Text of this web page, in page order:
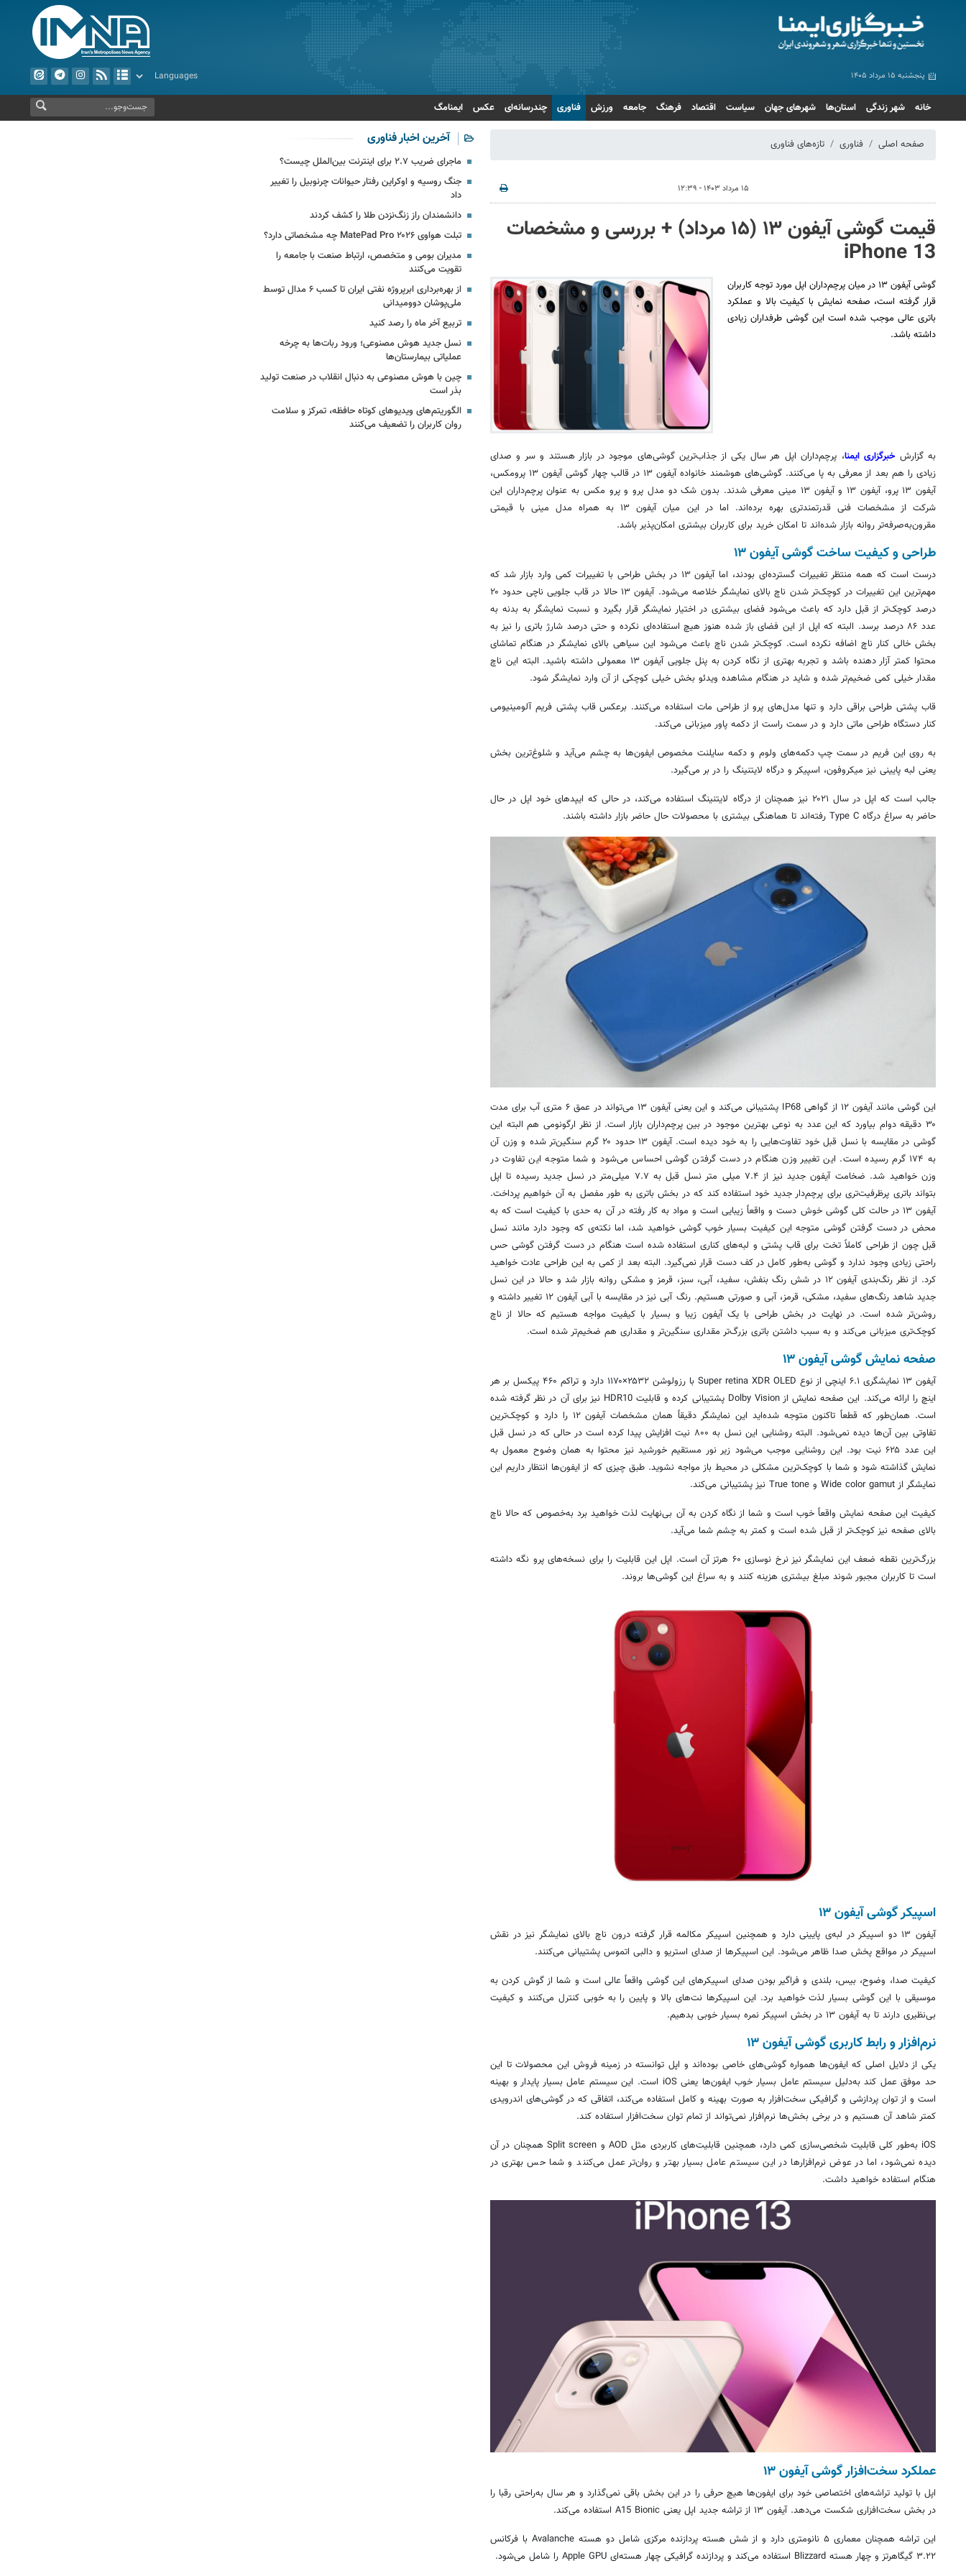
پنجشنبه ۱۵ مرداد ۱۴۰۵
خانه شهر زندگی استان‌ها شهرهای جهان سیاست اقتصاد فرهنگ جامعه ورزش فناوری چندرسانه‌ای عکس ایمنامگ
صفحه اصلی فناوری تازه‌های فناوری
۱۵ مرداد ۱۴۰۳ - ۱۲:۳۹
قیمت گوشی آیفون ۱۳ (۱۵ مرداد) + بررسی و مشخصات
iPhone 13
گوشی آیفون ۱۳ در میان پرچم‌داران اپل مورد توجه کاربران
قرار گرفته است، صفحه نمایش با کیفیت بالا و عملکرد
باتری عالی موجب شده است این گوشی طرفداران زیادی
داشته باشد.
به گزارشخبرگزاری ایمنا، پرچم‌داران اپل هر سال یکی از جذاب‌ترین گوشی‌های موجود در بازار هستند و سر و صدای
زیادی را هم بعد از معرفی به پا می‌کنند. گوشی‌های هوشمند خانواده آیفون ۱۳ در قالب چهار گوشی آیفون ۱۳ پرومکس،
آیفون ۱۳ پرو، آیفون ۱۳ و آیفون ۱۳ مینی معرفی شدند. بدون شک دو مدل پرو و پرو مکس به عنوان پرچم‌داران این
شرکت از مشخصات فنی قدرتمندتری بهره برده‌اند. اما در این میان آیفون ۱۳ به همراه مدل مینی با قیمتی
مقرون‌به‌صرفه‌تر روانه بازار شده‌اند تا امکان خرید برای کاربران بیشتری امکان‌پذیر باشد.
طراحی و کیفیت ساخت گوشی آیفون ۱۳
درست است که همه منتظر تغییرات گسترده‌ای بودند، اما آیفون ۱۳ در بخش طراحی با تغییرات کمی وارد بازار شد که
مهم‌ترین این تغییرات در کوچک‌تر شدن ناچ بالای نمایشگر خلاصه می‌شود. آیفون ۱۳ حالا در قاب جلویی ناچی حدود ۲۰
درصد کوچک‌تر از قبل دارد که باعث می‌شود فضای بیشتری در اختیار نمایشگر قرار بگیرد و نسبت نمایشگر به بدنه به
عدد ۸۶ درصد برسد. البته که اپل از این فضای باز شده هنوز هیچ استفاده‌ای نکرده و حتی درصد شارژ باتری را نیز به
بخش خالی کنار ناچ اضافه نکرده است. کوچک‌تر شدن ناچ باعث می‌شود این سیاهی بالای نمایشگر در هنگام تماشای
محتوا کمتر آزار دهنده باشد و تجربه بهتری از نگاه کردن به پنل جلویی آیفون ۱۳ معمولی داشته باشید. البته این ناچ
مقدار خیلی کمی ضخیم‌تر شده و شاید در هنگام مشاهده ویدئو بخش خیلی کوچکی از آن وارد نمایشگر شود.
قاب پشتی طراحی براقی دارد و تنها مدل‌های پرو از طراحی مات استفاده می‌کنند. برعکس قاب پشتی فریم آلومینیومی
کنار دستگاه طراحی ماتی دارد و در سمت راست از دکمه پاور میزبانی می‌کند.
به روی این فریم در سمت چپ دکمه‌های ولوم و دکمه سایلنت مخصوص ایفون‌ها به چشم می‌آید و شلوغ‌ترین بخش
یعنی لبه پایینی نیز میکروفون، اسپیکر و درگاه لایتنینگ را در بر می‌گیرد.
جالب است که اپل در سال ۲۰۲۱ نیز همچنان از درگاه لایتنینگ استفاده می‌کند، در حالی که ایپدهای خود اپل در حال
حاضر به سراغ درگاه Type C رفته‌اند تا هماهنگی بیشتری با محصولات حال حاضر بازار داشته باشند.
این گوشی مانند آیفون ۱۲ از گواهی IP68 پشتیبانی می‌کند و این یعنی آیفون ۱۳ می‌تواند در عمق ۶ متری آب برای مدت
۳۰ دقیقه دوام بیاورد که این عدد به نوعی بهترین موجود در بین پرچم‌داران بازار است. از نظر ارگونومی هم البته این
گوشی در مقایسه با نسل قبل خود تفاوت‌هایی را به خود دیده است. آیفون ۱۳ حدود ۲۰ گرم سنگین‌تر شده و وزن آن
به ۱۷۴ گرم رسیده است. این تغییر وزن هنگام در دست گرفتن گوشی احساس می‌شود و شما متوجه این تفاوت در
وزن خواهید شد. ضخامت آیفون جدید نیز از ۷.۴ میلی متر نسل قبل به ۷.۷ میلی‌متر در نسل جدید رسیده تا اپل
بتواند باتری پرظرفیت‌تری برای پرچم‌دار جدید خود استفاده کند که در بخش باتری به طور مفصل به آن خواهیم پرداخت.
آیفون ۱۳ در حالت کلی گوشی خوش دست و واقعاً زیبایی است و مواد به کار رفته در آن به حدی با کیفیت است که به
محض در دست گرفتن گوشی متوجه این کیفیت بسیار خوب گوشی خواهید شد، اما نکته‌ی که وجود دارد مانند نسل
قبل چون از طراحی کاملاً تخت برای قاب پشتی و لبه‌های کناری استفاده شده است هنگام در دست گرفتن گوشی حس
راحتی زیادی وجود ندارد و گوشی به‌طور کامل در کف دست قرار نمی‌گیرد. البته بعد از کمی به این طراحی عادت خواهید
کرد. از نظر رنگ‌بندی آیفون ۱۲ در شش رنگ بنفش، سفید، آبی، سبز، قرمز و مشکی روانه بازار شد و حالا در این نسل
جدید شاهد رنگ‌های سفید، مشکی، قرمز، آبی و صورتی هستیم. رنگ آبی نیز در مقایسه با آبی آیفون ۱۲ تغییر داشته و
روشن‌تر شده است. در نهایت در بخش طراحی با یک آیفون زیبا و بسیار با کیفیت مواجه هستیم که حالا از ناچ
کوچک‌تری میزبانی می‌کند و به سبب داشتن باتری بزرگ‌تر مقداری سنگین‌تر و مقداری هم ضخیم‌تر شده است.
صفحه نمایش گوشی آیفون ۱۳
آیفون ۱۳ نمایشگری ۶.۱ اینچی از نوع Super retina XDR OLED با رزولوشن ۲۵۳۲×۱۱۷۰ دارد و تراکم ۴۶۰ پیکسل بر هر
اینچ را ارائه می‌کند. این صفحه نمایش از Dolby Vision پشتیبانی کرده و قابلیت HDR10 نیز برای آن در نظر گرفته شده
است. همان‌طور که قطعاً تاکنون متوجه شده‌اید این نمایشگر دقیقاً همان مشخصات آیفون ۱۲ را دارد و کوچک‌ترین
تفاوتی بین آن‌ها دیده نمی‌شود. البته روشنایی این نسل به ۸۰۰ نیت افزایش پیدا کرده است در حالی که در نسل قبل
این عدد ۶۲۵ نیت بود. این روشنایی موجب می‌شود زیر نور مستقیم خورشید نیز محتوا به همان وضوح معمول به
نمایش گذاشته شود و شما با کوچک‌ترین مشکلی در محیط باز مواجه نشوید. طبق چیزی که از ایفون‌ها انتظار داریم این
نمایشگر از Wide color gamut و True tone نیز پشتیبانی می‌کند.
کیفیت این صفحه نمایش واقعاً خوب است و شما از نگاه کردن به آن بی‌نهایت لذت خواهید برد به‌خصوص که حالا ناچ
بالای صفحه نیز کوچک‌تر از قبل شده است و کمتر به چشم شما می‌آید.
بزرگ‌ترین نقطه ضعف این نمایشگر نیز نرخ نوسازی ۶۰ هرتز آن است. اپل این قابلیت را برای نسخه‌های پرو نگه داشته
است تا کاربران مجبور شوند مبلغ بیشتری هزینه کنند و به سراغ این گوشی‌ها بروند.
اسپیکر گوشی آیفون ۱۳
آیفون ۱۳ دو اسپیکر در لبه‌ی پایینی دارد و همچنین اسپیکر مکالمه قرار گرفته درون ناچ بالای نمایشگر نیز در نقش
اسپیکر در مواقع پخش صدا ظاهر می‌شود. این اسپیکرها از صدای استریو و دالبی اتموس پشتیبانی می‌کنند.
کیفیت صدا، وضوح، بیس، بلندی و فراگیر بودن صدای اسپیکرهای این گوشی واقعاً عالی است و شما از گوش کردن به
موسیقی با این گوشی بسیار لذت خواهید برد. این اسپیکرها نت‌های بالا و پایین را به خوبی کنترل می‌کنند و کیفیت
بی‌نظیری دارند تا به آیفون ۱۳ در بخش اسپیکر نمره بسیار خوبی بدهیم.
نرم‌افزار و رابط کاربری گوشی آیفون ۱۳
یکی از دلایل اصلی که ایفون‌ها همواره گوشی‌های خاصی بوده‌اند و اپل توانسته در زمینه فروش این محصولات تا این
حد موفق عمل کند به‌دلیل سیستم عامل بسیار خوب ایفون‌ها یعنی iOS است. این سیستم عامل بسیار پایدار و بهینه
است و از توان پردازشی و گرافیکی سخت‌افزار به صورت بهینه و کامل استفاده می‌کند، اتفاقی که در گوشی‌های اندرویدی
کمتر شاهد آن هستیم و در برخی بخش‌ها نرم‌افزار نمی‌تواند از تمام توان سخت‌افزار استفاده کند.
iOS به‌طور کلی قابلیت شخصی‌سازی کمی دارد، همچنین قابلیت‌های کاربردی مثل AOD و Split screen همچنان در آن
دیده نمی‌شود، اما در عوض نرم‌افزارها در این سیستم عامل بسیار بهتر و روان‌تر عمل می‌کنند و شما حس بهتری در
هنگام استفاده خواهید داشت.
عملکرد سخت‌افزار گوشی آیفون ۱۳
اپل با تولید تراشه‌های اختصاصی خود برای ایفون‌ها هیچ حرفی را در این بخش باقی نمی‌گذارد و هر سال به‌راحتی رقبا را
در بخش سخت‌افزاری شکست می‌دهد. آیفون ۱۳ از تراشه جدید اپل یعنی A15 Bionic استفاده می‌کند.
این تراشه همچنان معماری ۵ نانومتری دارد و از شش هسته پردازنده مرکزی شامل دو هسته Avalanche با فرکانس
۳.۲۲ گیگاهرتز و چهار هسته Blizzard استفاده می‌کند و پردازنده گرافیکی چهار هسته‌ای Apple GPU را شامل می‌شود.
آخرین اخبار فناوری
ماجرای ضریب ۲.۷ برای اینترنت بین‌الملل چیست؟
جنگ روسیه و اوکراین رفتار حیوانات چرنوبیل را تغییر
داد
دانشمندان راز زنگ‌نزدن طلا را کشف کردند
تبلت هواوی MatePad Pro ۲۰۲۶ چه مشخصاتی دارد؟
مدیران بومی و متخصص، ارتباط صنعت با جامعه را
تقویت می‌کنند
از بهره‌برداری ابرپروژه نفتی ایران تا کسب ۶ مدال توسط
ملی‌پوشان دوومیدانی
تربیع آخر ماه را رصد کنید
نسل جدید هوش مصنوعی؛ ورود ربات‌ها به چرخه
عملیاتی بیمارستان‌ها
چین با هوش مصنوعی به دنبال انقلاب در صنعت تولید
بذر است
الگوریتم‌های ویدیوهای کوتاه حافظه، تمرکز و سلامت
روان کاربران را تضعیف می‌کنند